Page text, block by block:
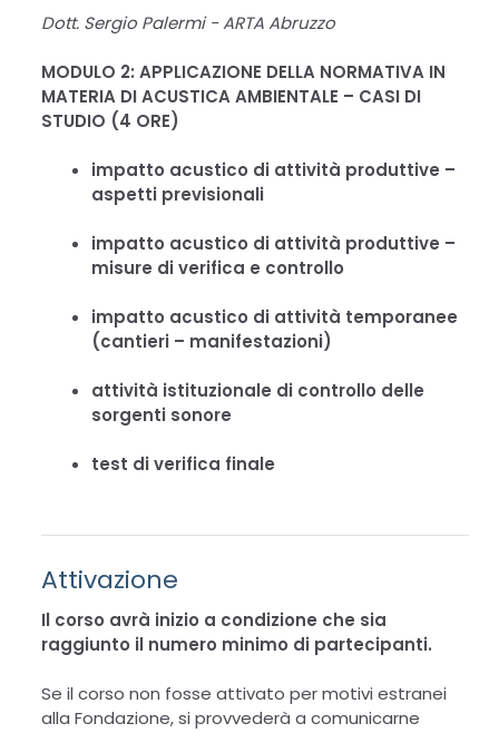
Dott. Sergio Palermi - ARTA Abruzzo
MODULO 2: APPLICAZIONE DELLA NORMATIVA IN
MATERIA DI ACUSTICA AMBIENTALE – CASI DI
STUDIO (4 ORE)
impatto acustico di attività produttive –
aspetti previsionali
impatto acustico di attività produttive –
misure di verifica e controllo
impatto acustico di attività temporanee
(cantieri – manifestazioni)
attività istituzionale di controllo delle
sorgenti sonore
test di verifica finale
Attivazione
Il corso avrà inizio a condizione che sia
raggiunto il numero minimo di partecipanti.
Se il corso non fosse attivato per motivi estranei
alla Fondazione, si provvederà a comunicarne